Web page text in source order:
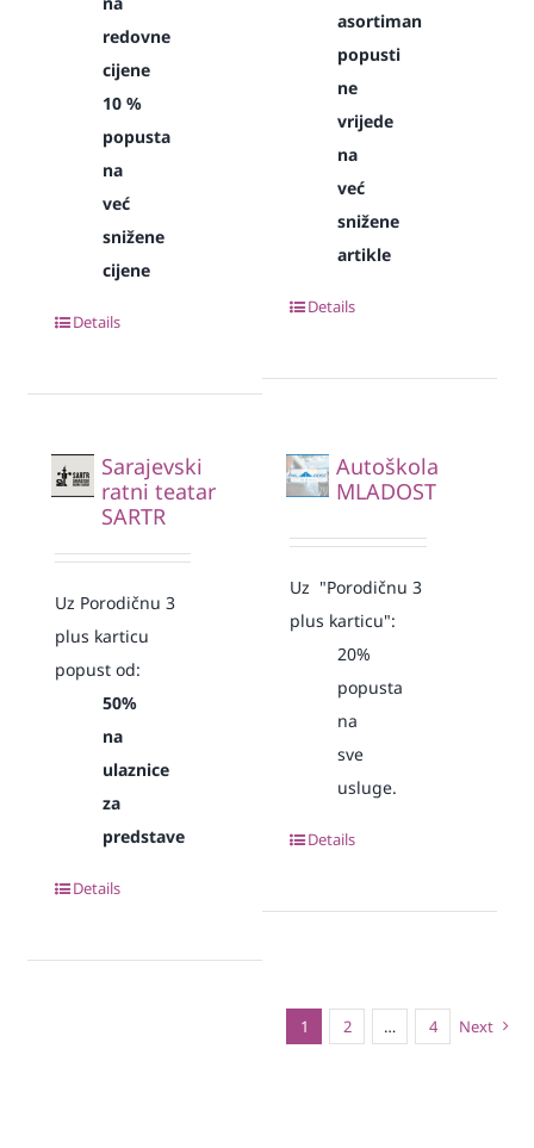
redovne
cijene
10 %
popusta
na
već
snižene
cijene
Details
asortiman
popusti
ne
vrijede
na
već
snižene
artikle
Details
Sarajevski
ratni teatar
SARTR
Uz Porodičnu 3
plus karticu
popust od:
50%
na
ulaznice
za
predstave
Details
Autoškola
MLADOST
Uz "Porodičnu 3
plus karticu":
20%
popusta
na
sve
usluge.
Details
1 2 … 4 Next